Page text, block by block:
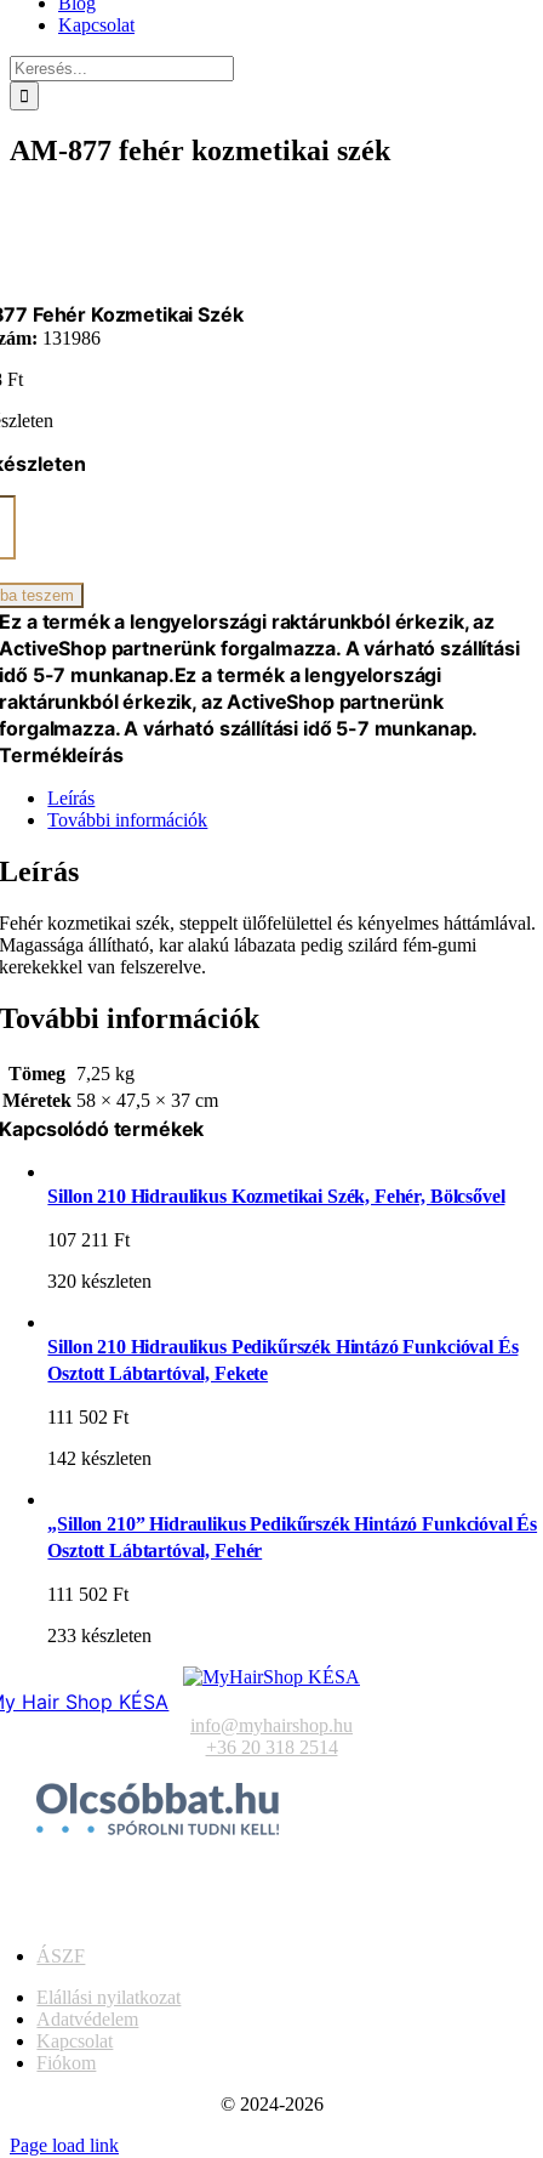
Kapcsolat
Keresés...
AM-877 fehér kozmetikai szék
Fehér Kozmetikai Szék
131986
Ft
teszem
Ez a termék a lengyelországi raktárunkból érkezik, az
ActiveShop partnerünk forgalmazza. A várható szállítási
idő 5-7 munkanap.Ez a termék a lengyelországi
raktárunkból érkezik, az ActiveShop partnerünk
forgalmazza. A várható szállítási idő 5-7 munkanap.
Termékleírás
Leírás
További információk
Leírás
Fehér kozmetikai szék, steppelt ülőfelülettel és kényelmes háttámlával.
Magassága állítható, kar alakú lábazata pedig szilárd fém-gumi
kerekekkel van felszerelve.
További információk
Tömeg 7,25 kg
Méretek 58 × 47,5 × 37 cm
Kapcsolódó termékek
Sillon 210 Hidraulikus Kozmetikai Szék, Fehér, Bölcsővel
107 211Ft
320 készleten
Sillon 210 Hidraulikus Pedikűrszék Hintázó Funkcióval És
Osztott Lábtartóval, Fekete
111 502Ft
142 készleten
„Sillon 210” Hidraulikus Pedikűrszék Hintázó Funkcióval És
Osztott Lábtartóval, Fehér
111 502Ft
233 készleten
Hair Shop KÉSA
info@myhairshop.hu
+36 20 318 2514
ÁSZF
Elállási nyilatkozat
Adatvédelem
Kapcsolat
Fiókom
© 2024-2026
Page load link